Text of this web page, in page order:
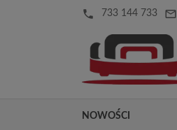
local_phone 733 144 733 mail_outline
NOWOŚCI